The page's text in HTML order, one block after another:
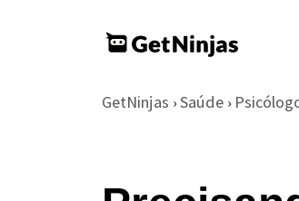
GetNinjas › Saúde ›